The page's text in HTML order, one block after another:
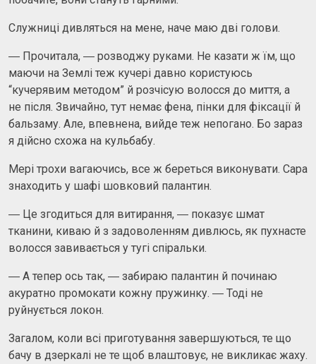
Служниці дивляться на мене, наче маю дві голови.
― Прочитала, ― розводжу руками. Не казати ж їм, що
маючи на Землі теж кучері давно користуюсь
“кучерявим методом” й розчісую волосся до миття, а
не після. Звичайно, тут немає фена, пінки для фіксації й
бальзаму. Але, впевнена, вийде теж непогано. Бо зараз
я дійсно схожа на кульбабу.
Мері трохи вагаючись, все ж береться виконувати. Сара
знаходить у шафі шовковий палантин.
― Це згодиться для витирання, ― показує шмат
тканини, киваю й з задоволенням дивлюсь, як пухнасте
волосся завивається у тугі спіральки.
― А тепер ось так, ― забираю палантин й починаю
акуратно промокати кожну пружинку. ― Тоді не
руйнується локон.
Загалом, коли всі приготування завершуються, те що
бачу в дзеркалі не те щоб влаштовує, не викликає жаху.